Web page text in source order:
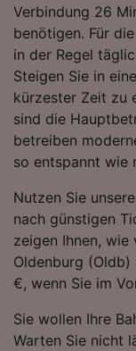
Verbindung 26
benötigen. Für
in der Regel
Steigen Sie in
kürzester Zeit zu
sind die
betreiben
so entspannt wie
Nutzen Sie
nach günstigen
zeigen Ihnen,
Oldenburg (Oldb)
€, wenn Sie im
Sie wollen Ihre
Warten Sie nicht
Folgendes
Verwendung
aktiv
Informationen
von
Inhalten,
Entwicklung
Liste der